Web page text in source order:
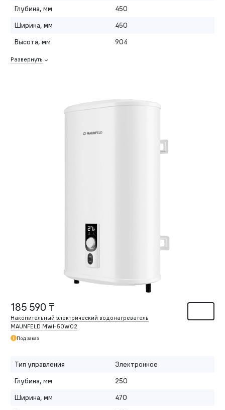
Глубина, мм
450
Ширина, мм
450
Высота, мм
904
Развернуть
185 590 ₸
Накопительный электрический водонагреватель
MAUNFELD MWH50W02
Под заказ
Тип управления
Электронное
Глубина, мм
250
Ширина, мм
470